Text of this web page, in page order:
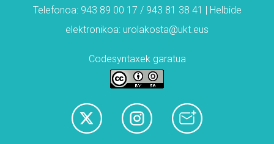
Telefonoa: 943 89 00 17 / 943 81 38 41 | Helbide
elektronikoa: urolakosta@ukt.eus
Codesyntaxek garatua